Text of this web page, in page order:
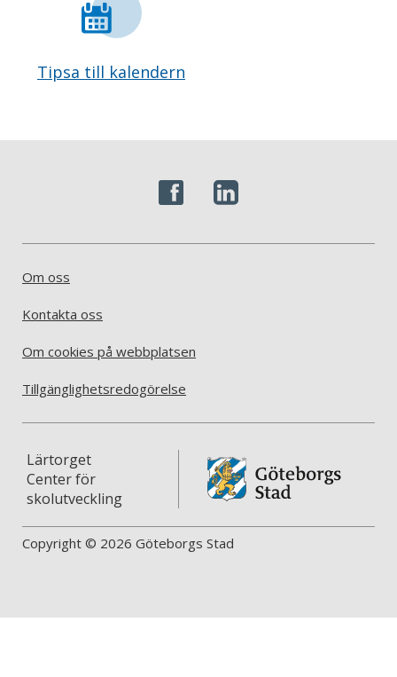
Tipsa till kalendern
Om oss
Kontakta oss
Om cookies på webbplatsen
Tillgänglighetsredogörelse
Lärtorget
Center för
skolutveckling
Copyright © 2026 Göteborgs Stad